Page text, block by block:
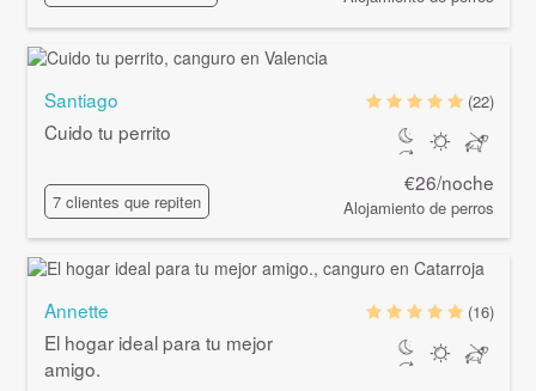
Santiago
Cuido tu perrito
7 clientes que repiten
(22)
€26/noche
Alojamiento de perros
Annette
El hogar ideal para tu mejor
amigo.
(16)